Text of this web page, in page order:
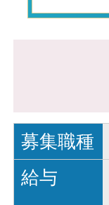
募集職種
給与